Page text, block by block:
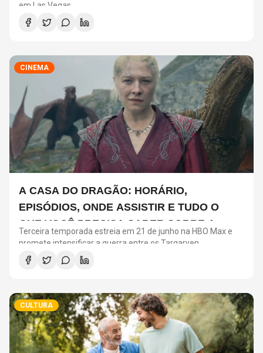
em Las Vegas
CINEMA
A CASA DO DRAGÃO: HORÁRIO,
EPISÓDIOS, ONDE ASSISTIR E TUDO O
QUE VOCÊ PRECISA SABER SOBRE A
NOVA TEMPORADA
Terceira temporada estreia em 21 de junho na HBO Max e
promete intensificar a guerra entre os Targaryen
CULTURA